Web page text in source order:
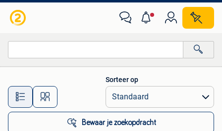
Alle afstanden…
Sorteer op
Bewaar je zoekopdracht